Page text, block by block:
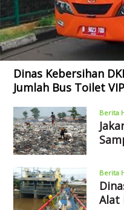
Dinas Kebersihan
Jumlah Bus Toilet VIP
Berita
Berita
Alat